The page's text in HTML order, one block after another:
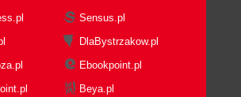
Sensus.pl
DlaBystrzakow.pl
Ebookpoint.pl
Beya.pl